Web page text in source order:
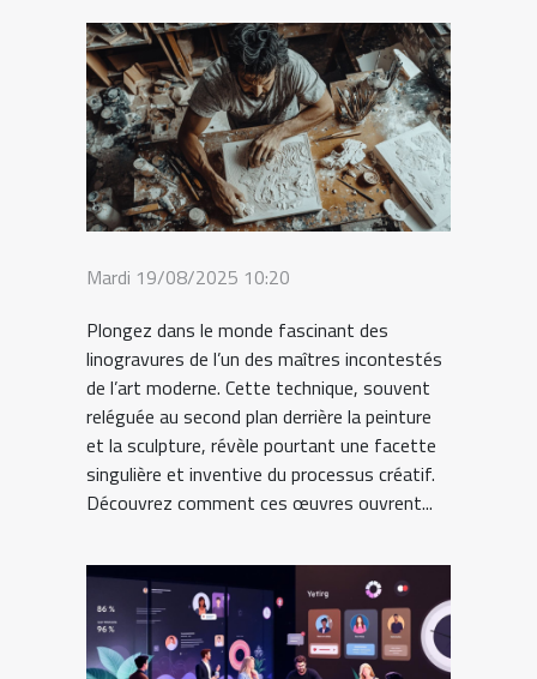
Mardi 19/08/2025 10:20
Plongez dans le monde fascinant des
linogravures de l’un des maîtres incontestés
de l’art moderne. Cette technique, souvent
reléguée au second plan derrière la peinture
et la sculpture, révèle pourtant une facette
singulière et inventive du processus créatif.
Découvrez comment ces œuvres ouvrent...